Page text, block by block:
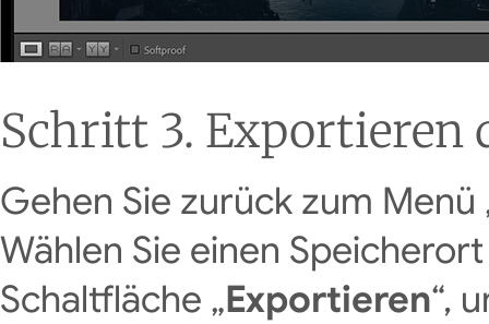
Schritt 3. Exportieren
Gehen Sie zurück zum Menü
Wählen Sie einen
Schaltfläche „Exportieren“,